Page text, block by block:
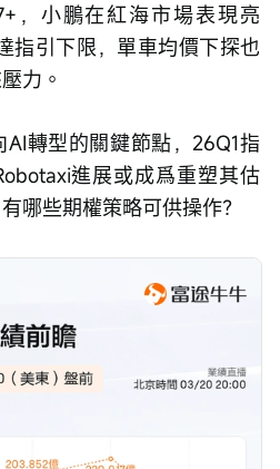
，小鵬在紅海市場表現亮
指引下限，單車均價下探也
力。
轉型的關鍵節點，26Q1指
進展或成爲重塑其估
哪些期權策略可供操作？